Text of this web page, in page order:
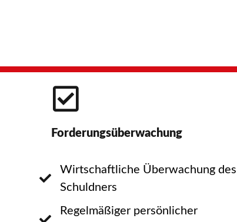
Forderungsüberwachung
Wirtschaftliche Überwachung des
Schuldners
Regelmäßiger persönlicher